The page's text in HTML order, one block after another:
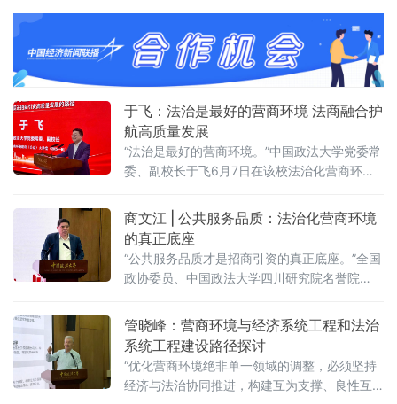
同聚焦法治化营商环境建设的理论前沿与实践路径。中国政法大学
党委常委、副校长于飞，全国政协委员、中国政法
于飞：法治是最好的营商环境 法商融合护
航高质量发展
“法治是最好的营商环境。”中国政法大学党委常
委、副校长于飞6月7日在该校法治化营商环境
商环境的核心要义在于法治化保障——因为法
治提供明确的预期。当天，中国政法大学法治
化营商环境建设与数字金融研究中心在京正式
成立，同步启动“法治筑基、商业有序——地方
政府促进招商引资和高质量发展路径”法治化营
商文江 | 公共服务品质：法治化营商环境
的真正底座
“公共服务品质才是招商引资的真正底座。”全国
政协委员、中国政法大学四川研究院名誉院
营商环境建设与数字金融研究中心揭牌仪式上
作出上述表示。他指出，《公平竞争审查条
例》施行后，各地招商引资的竞争焦点已从“拼
政策洼地”转向“拼服务高地”“拼法治高地”，长期
稳定、高效透明的法治环境与公共服务成为吸
管晓峰：营商环境与经济系统工程和法治
系统工程建设路径探讨
“优化营商环境绝非单一领域的调整，必须坚持
经济与法治协同推进，构建互为支撑、良性互